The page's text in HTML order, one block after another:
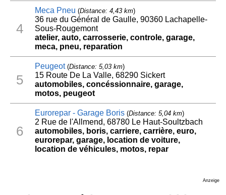
4
Meca Pneu (Distance: 4,43 km)
36 rue du Général de Gaulle, 90360 Lachapelle-
Sous-Rougemont
atelier, auto, carrosserie, controle, garage,
meca, pneu, reparation
5
Peugeot(Distance: 5,03 km)
15 Route De La Valle, 68290 Sickert
automobiles, concéssionnaire, garage,
motos, peugeot
6
Eurorepar - Garage Boris(Distance: 5,04 km)
2 Rue de l'Allmend, 68780 Le Haut-Soultzbach
automobiles, boris, carriere, carrière, euro,
eurorepar, garage, location de voiture,
location de véhicules, motos, repar
Anzeige